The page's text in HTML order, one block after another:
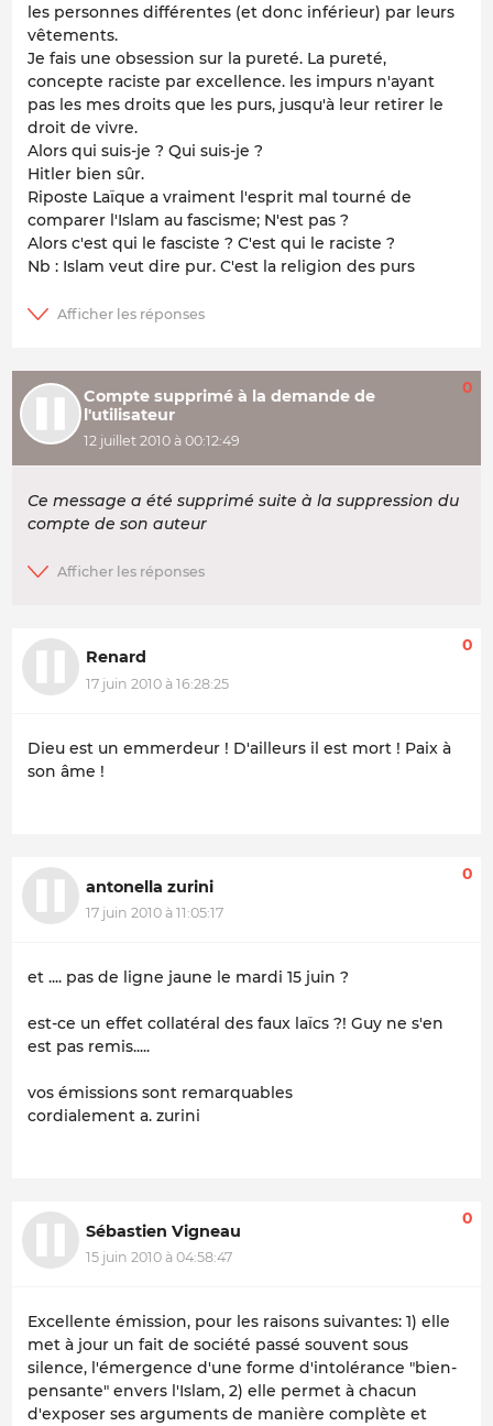
les personnes différentes (et donc inférieur) par leurs
vêtements.
Je fais une obsession sur la pureté. La pureté,
concepte raciste par excellence. les impurs n'ayant
pas les mes droits que les purs, jusqu'à leur retirer le
droit de vivre.
Alors qui suis-je ? Qui suis-je ?
Hitler bien sûr.
Riposte Laïque a vraiment l'esprit mal tourné de
comparer l'Islam au fascisme; N'est pas ?
Alors c'est qui le fasciste ? C'est qui le raciste ?
Nb : Islam veut dire pur. C'est la religion des purs
Compte supprimé à la demande de
l'utilisateur
12 juillet 2010 à 00:12:49
0
Ce message a été supprimé suite à la suppression du
compte de son auteur
Renard
17 juin 2010 à 16:28:25
0
Dieu est un emmerdeur ! D'ailleurs il est mort ! Paix à
son âme !
antonella zurini
17 juin 2010 à 11:05:17
0
et .... pas de ligne jaune le mardi 15 juin ?
est-ce un effet collatéral des faux laïcs ?! Guy ne s'en
est pas remis.....
vos émissions sont remarquables
cordialement a. zurini
Sébastien Vigneau
15 juin 2010 à 04:58:47
0
Excellente émission, pour les raisons suivantes: 1) elle
met à jour un fait de société passé souvent sous
silence, l'émergence d'une forme d'intolérance "bien-
pensante" envers l'Islam, 2) elle permet à chacun
d'exposer ses arguments de manière complète et